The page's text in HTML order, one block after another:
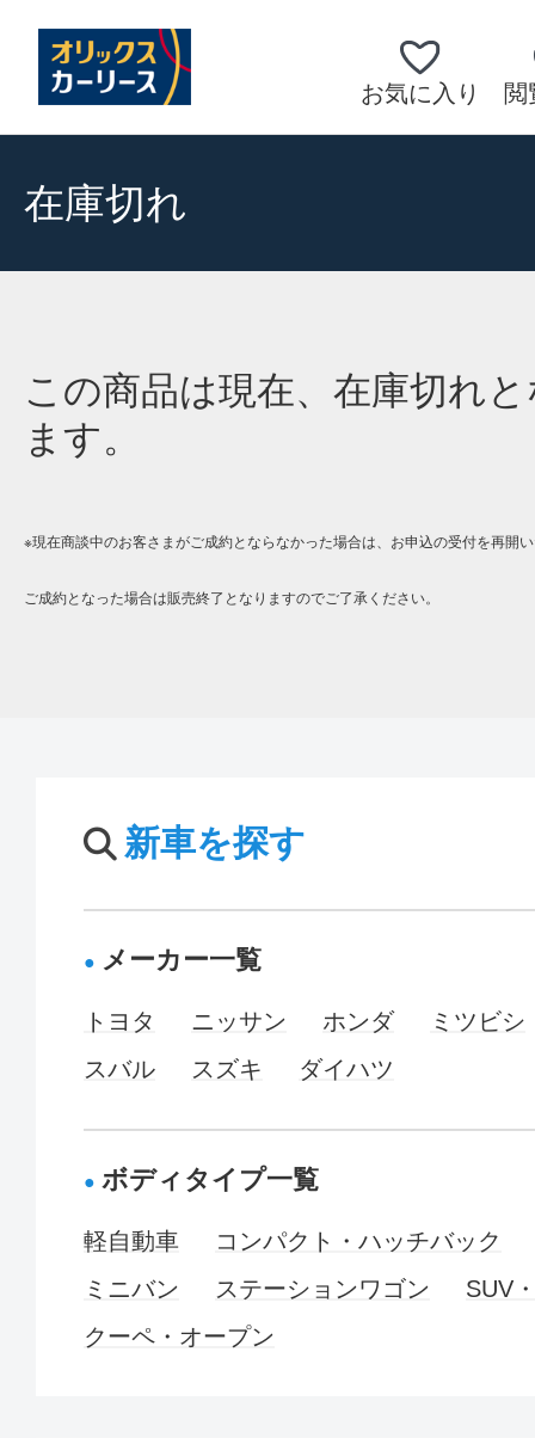
お気に入り 閲
在庫切れ
この商品は現在、在庫切れ
ます。
※現在商談中のお客さまがご成約とならなかった場合は、お申込の受付を再開
ご成約となった場合は販売終了となりますのでご了承ください。
新車を探す
メーカー一覧
トヨタ ニッサン ホンダ
ミツビシ
スバル
スズキ ダイハツ
ボディタイプ一覧
軽自動車
コンパクト・ハッチバック
ミニバン
ステーションワゴン
SUV
クーペ・オープン